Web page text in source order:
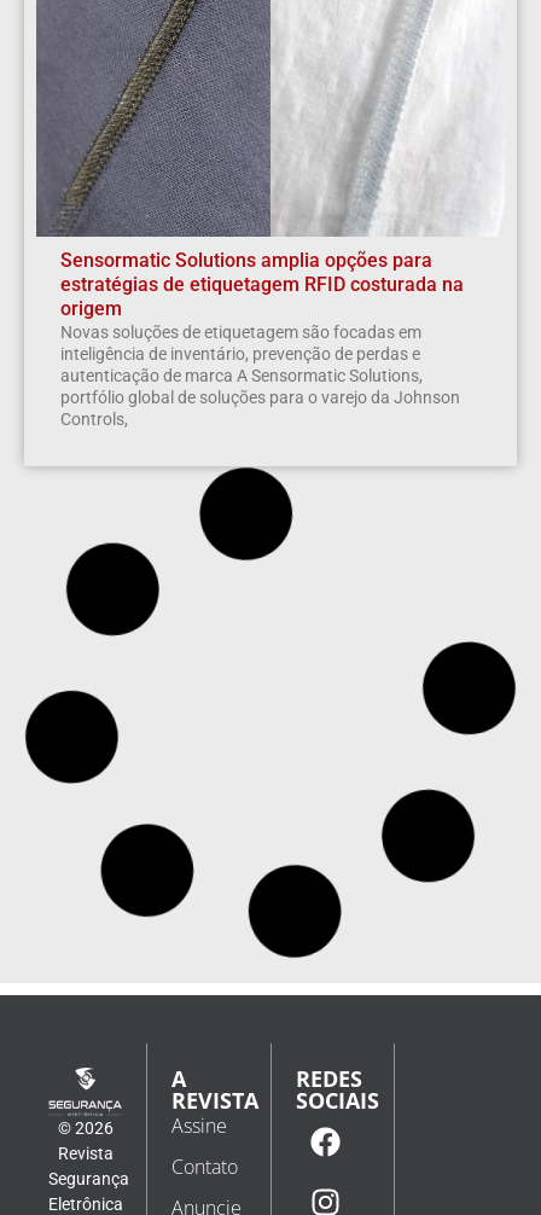
Sensormatic Solutions amplia opções para
estratégias de etiquetagem RFID costurada na
origem
Novas soluções de etiquetagem são focadas em
inteligência de inventário, prevenção de perdas e
autenticação de marca A Sensormatic Solutions,
portfólio global de soluções para o varejo da Johnson
Controls,
© 2026
Revista
Segurança
Eletrônica
A
REVISTA
Assine
Contato
Anuncie
REDES
SOCIAIS